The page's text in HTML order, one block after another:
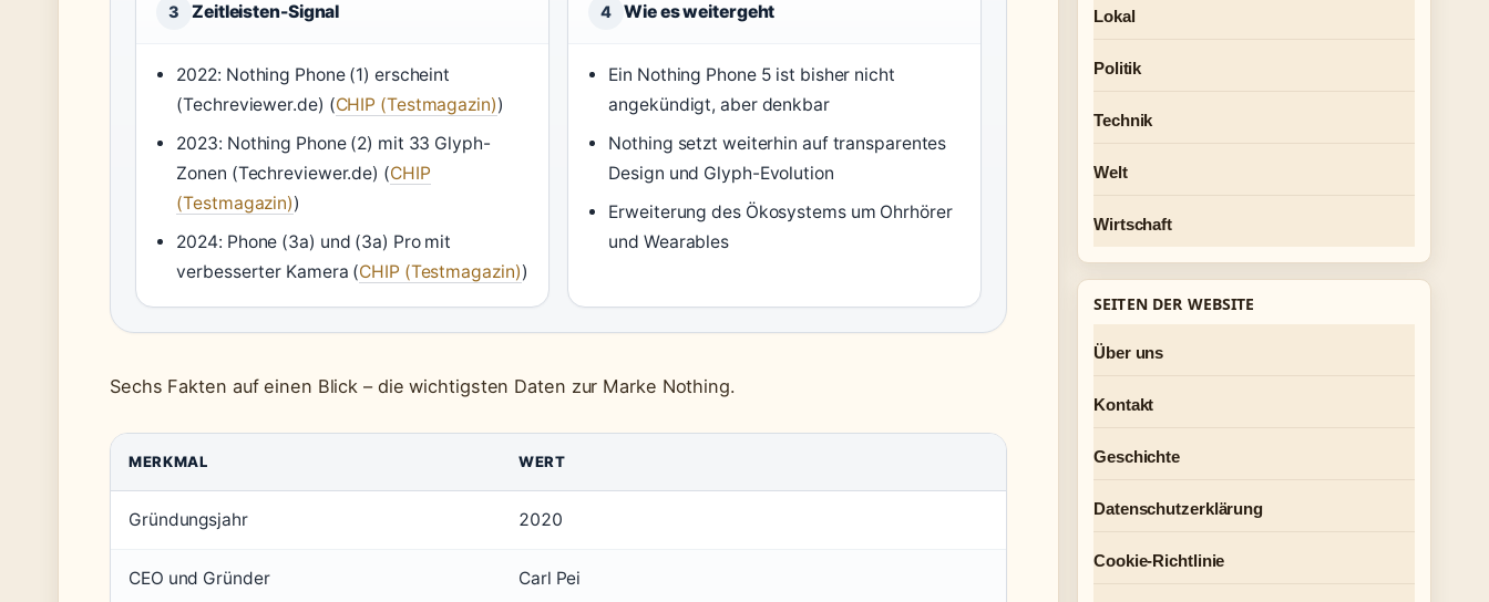
3 Zeitleisten-Signal
2022: Nothing Phone (1) erscheint
(Techreviewer.de) (CHIP (Testmagazin))
2023: Nothing Phone (2) mit 33 Glyph-
Zonen (Techreviewer.de) (CHIP
(Testmagazin))
2024: Phone (3a) und (3a) Pro mit
verbesserter Kamera (CHIP (Testmagazin))
4 Wie es weitergeht
Ein Nothing Phone 5 ist bisher nicht
angekündigt, aber denkbar
Nothing setzt weiterhin auf transparentes
Design und Glyph-Evolution
Erweiterung des Ökosystems um Ohrhörer
und Wearables
Sechs Fakten auf einen Blick – die wichtigsten Daten zur Marke Nothing.
MERKMAL WERT
Gründungsjahr 2020
CEO und Gründer Carl Pei
Lokal
Politik
Technik
Welt
Wirtschaft
SEITEN DER WEBSITE
Über uns
Kontakt
Geschichte
Datenschutzerklärung
Cookie-Richtlinie